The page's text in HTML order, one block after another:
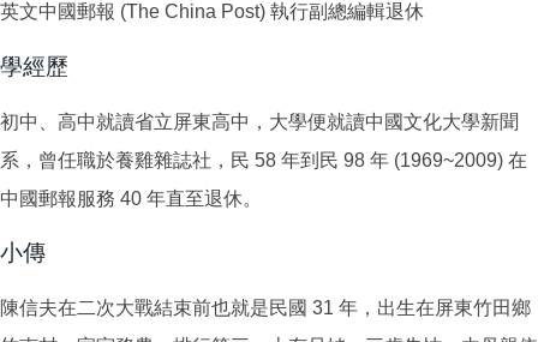
英文中國郵報 (The China Post) 執行副總編輯退休
學經歷
初中、高中就讀省立屏東高中，大學便就讀中國文化大學新聞
系，曾任職於養雞雜誌社，民 58 年到民 98 年 (1969~2009) 在
中國郵報服務 40 年直至退休。
小傳
陳信夫在二次大戰結束前也就是民國 31 年，出生在屏東竹田鄉